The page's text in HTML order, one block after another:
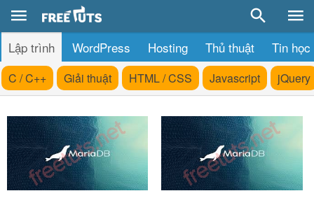
Lập trình WordPress Hosting Thủ thuật Tin học
C / C++ Giải thuật HTML / CSS Javascript jQuery